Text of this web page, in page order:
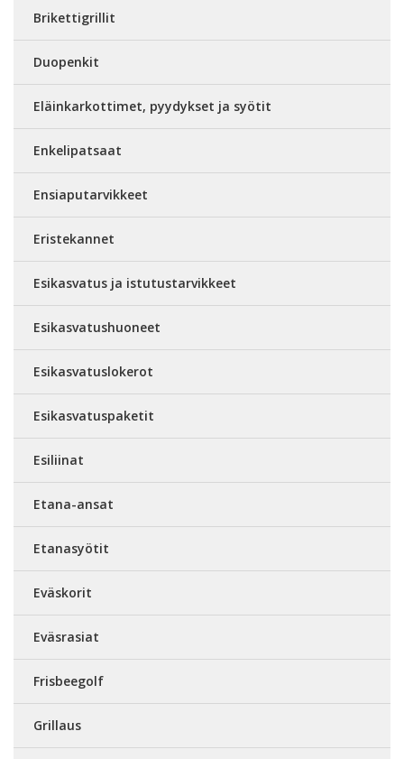
Brikettigrillit
Duopenkit
Eläinkarkottimet, pyydykset ja syötit
Enkelipatsaat
Ensiaputarvikkeet
Eristekannet
Esikasvatus ja istutustarvikkeet
Esikasvatushuoneet
Esikasvatuslokerot
Esikasvatuspaketit
Esiliinat
Etana-ansat
Etanasyötit
Eväskorit
Eväsrasiat
Frisbeegolf
Grillaus